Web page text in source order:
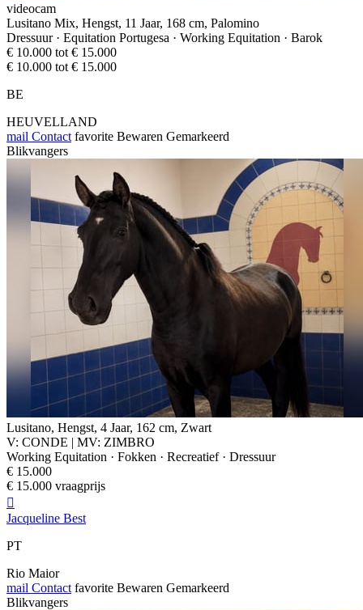
videocam
Lusitano Mix, Hengst, 11 Jaar, 168 cm, Palomino
Dressuur · Equitation Portugesa · Working Equitation · Barok
€ 10.000 tot € 15.000
€ 10.000 tot € 15.000
BE
HEUVELLAND
mail Contact favorite Bewaren Gemarkeerd
Blikvangers
Lusitano, Hengst, 4 Jaar, 162 cm, Zwart
V: CONDE | MV: ZIMBRO
Working Equitation · Fokken · Recreatief · Dressuur
€ 15.000
€ 15.000 vraagprijs

Jacqueline Best
PT
Rio Maior
mail Contact favorite Bewaren Gemarkeerd
Blikvangers